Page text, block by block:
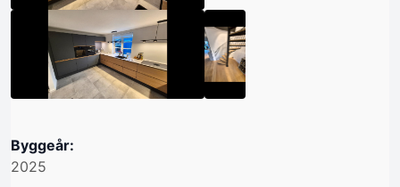
Byggeår:
2025